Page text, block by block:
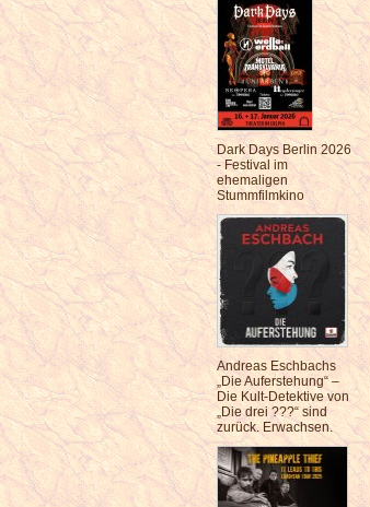
Dark Days Berlin 2026
- Festival im
ehemaligen
Stummfilmkino
Andreas Eschbachs
„Die Auferstehung“ –
Die Kult-Detektive von
„Die drei ???“ sind
zurück. Erwachsen.